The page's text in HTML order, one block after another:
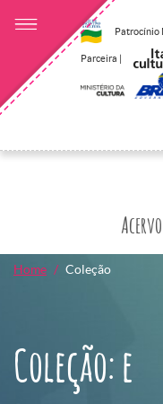
Patrocínio
Parceira |
Home Coleção
Coleção: e